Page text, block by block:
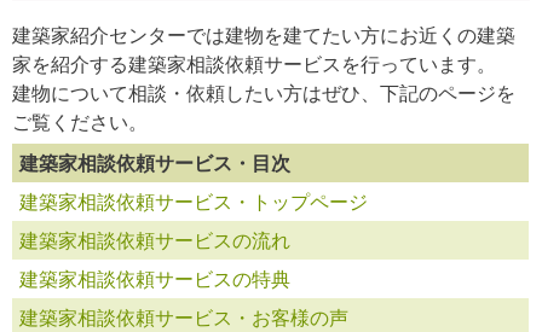
建築家紹介センターでは建物を建てたい方にお近くの建築
家を紹介する建築家相談依頼サービスを行っています。
建物について相談・依頼したい方はぜひ、下記のページを
ご覧ください。
建築家相談依頼サービス・目次
建築家相談依頼サービス・トップページ
建築家相談依頼サービスの流れ
建築家相談依頼サービスの特典
建築家相談依頼サービス・お客様の声